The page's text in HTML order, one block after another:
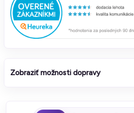
Zobraziť možnosti dopravy